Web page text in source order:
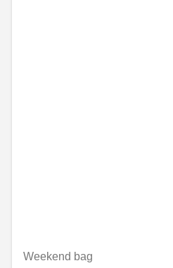
Weekend bag